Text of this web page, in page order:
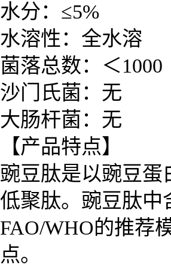
水分：≤5%
水溶性：全水溶
菌落总数：＜1000
沙门氏菌：无
大肠杆菌：无
【产品特点】
豌豆肽是以豌豆
低聚肽。 豌豆肽中
FAO/WHO的推荐
点。